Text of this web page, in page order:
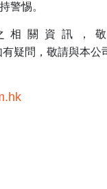
險。基金也可將存
若相關金融機構違約
警惕。
相關資訊，
有疑問，敬請與本公